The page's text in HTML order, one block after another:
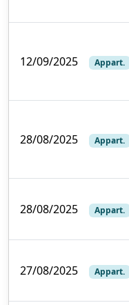
12/09/2025 Appart.
28/08/2025 Appart.
28/08/2025 Appart.
27/08/2025 Appart.